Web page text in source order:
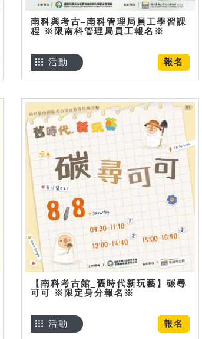
南科與考古–南科管理局員工學習課
程 ※限南科管理局員工報名※
報名
活動
【南科考古館_舊時代新玩藝】碳尋
可可 ※限定身分報名※
報名
活動